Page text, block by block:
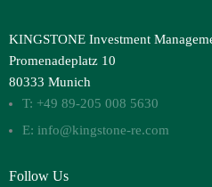
KINGSTONE Investment
Promenadeplatz 10
80333 Munich
T: +49 89-205 008 5630
E: info@kingstone-re.com
Follow Us